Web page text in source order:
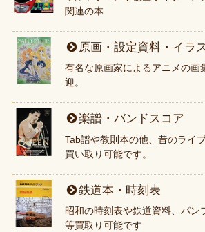
関連の本
原画・設定資料・イラ
有名な原画家によるアニメの画
迎。
楽譜・バンドスコア
Tab譜や教則本の他、昔のライ
買い取り可能です。
鉄道本・時刻表
昭和の時刻表や鉄道資料、パン
等買取り可能です